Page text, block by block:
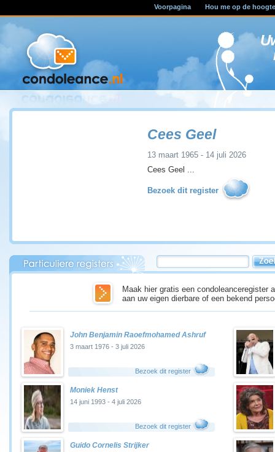
Voorpagina Hou me op de hoogte
Cees Geel
13 maart 1965 - 14 juli 2026
Cees Geel ...
Bezoek dit register
Maak hier gratis een condoleanceregister
aan uw eigen dierbare of een bekend
John Benjamin Raoefmohamed Ashruf
3 maart 1976 - 3 juli 2026
Bezoek dit register
Moniek Henst
14 juni 1993 - 4 juli 2026
Bezoek dit register
Guido Cornelis Strijker